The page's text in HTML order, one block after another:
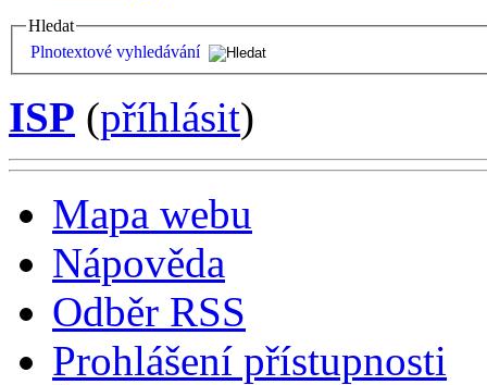
Hledat
Plnotextové vyhledávání
ISP (příhlásit)
Mapa webu
Nápověda
Odběr RSS
Prohlášení přístupnosti